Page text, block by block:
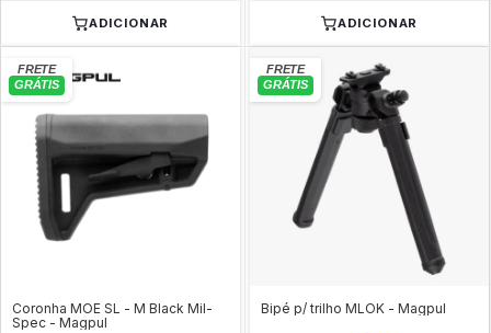
ADICIONAR ADICIONAR
Coronha MOE SL - M Black Mil-
Spec - Magpul
Bipé p/ trilho MLOK - Magpul